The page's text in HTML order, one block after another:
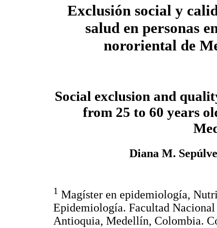
Exclusión social y
salud en personas
nororiental de
Social exclusion and
from 25 to 60 years
Diana M.
1 Magíster en epidemiología,
Epidemiología. Facultad
Antioquia, Medellín, Colombia.